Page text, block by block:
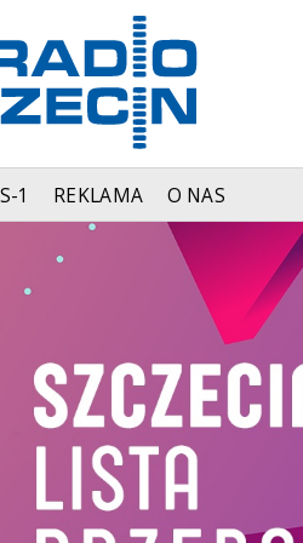
1 REKLAMA O NAS